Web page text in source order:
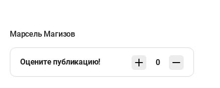
Марсель Магизов
Оцените публикацию! 0